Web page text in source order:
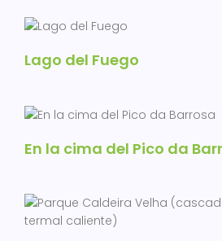
Lago del Fuego
En la cima del Pico da